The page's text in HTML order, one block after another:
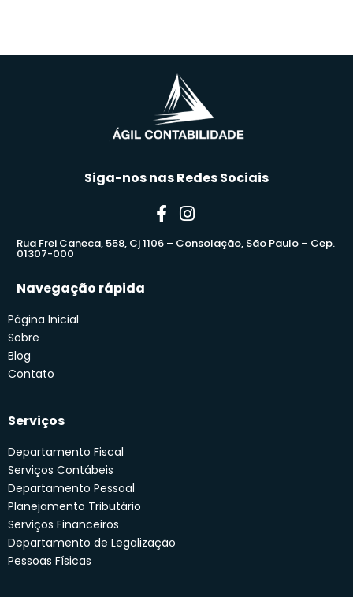
Siga-nos nas Redes Sociais
Rua Frei Caneca, 558, Cj 1106 – Consolação, São Paulo – Cep.
01307-000
Navegação rápida
Página Inicial
Sobre
Blog
Contato
Serviços
Departamento Fiscal
Serviços Contábeis
Departamento Pessoal
Planejamento Tributário
Serviços Financeiros
Departamento de Legalização
Pessoas Físicas